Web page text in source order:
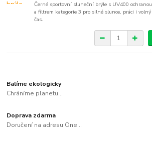
Černé sportovní sluneční brýle s UV400 ochranou
a filtrem kategorie 3 pro silné slunce, práci i volný
čas.
Balíme ekologicky
Chráníme planetu...
Doprava zdarma
Doručení na adresu One...